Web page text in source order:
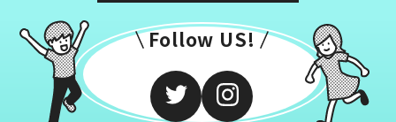
Follow US!